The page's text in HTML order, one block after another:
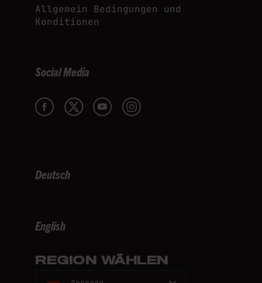
Allgemein Bedingungen und
Konditionen
Social Media
Deutsch
English
REGION WÄHLEN